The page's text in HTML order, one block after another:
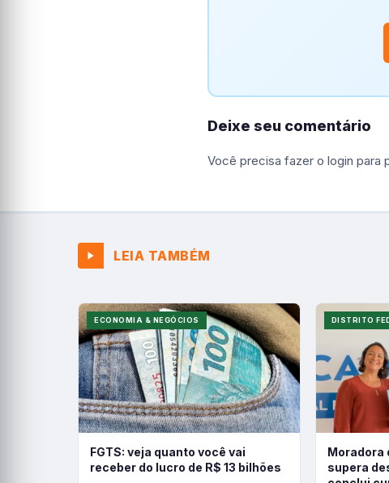
Deixe seu comentário
Você precisa fazer o login para
LEIA TAMBÉM
ECONOMIA & NEGÓCIOS
FGTS: veja quanto você vai
receber do lucro de R$ 13 bilhões
DISTRITO
Moradora
supera